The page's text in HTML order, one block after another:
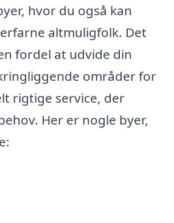
hvor du også kan
altmuligfolk. Det
fordel at udvide din
områder for
rigtige service, der
Her er nogle byer,